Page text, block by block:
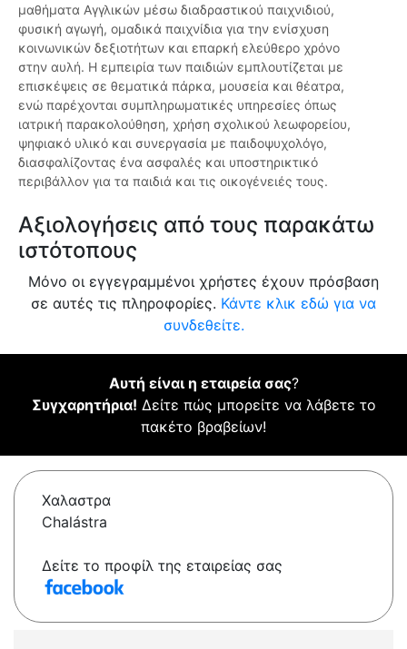
μαθήματα Αγγλικών μέσω διαδραστικού παιχνιδιού,
φυσική αγωγή, ομαδικά παιχνίδια για την ενίσχυση
κοινωνικών δεξιοτήτων και επαρκή ελεύθερο χρόνο
στην αυλή. Η εμπειρία των παιδιών εμπλουτίζεται με
επισκέψεις σε θεματικά πάρκα, μουσεία και θέατρα,
ενώ παρέχονται συμπληρωματικές υπηρεσίες όπως
ιατρική παρακολούθηση, χρήση σχολικού λεωφορείου,
ψηφιακό υλικό και συνεργασία με παιδοψυχολόγο,
διασφαλίζοντας ένα ασφαλές και υποστηρικτικό
περιβάλλον για τα παιδιά και τις οικογένειές τους.
Αξιολογήσεις από τους παρακάτω
ιστότοπους
Μόνο οι εγγεγραμμένοι χρήστες έχουν πρόσβαση
σε αυτές τις πληροφορίες. Κάντε κλικ εδώ για να
συνδεθείτε.
Αυτή είναι η εταιρεία σας?
Συγχαρητήρια! Δείτε πώς μπορείτε να λάβετε το
πακέτο βραβείων!
Χαλαστρα
Chalástra
Δείτε το προφίλ της εταιρείας σας